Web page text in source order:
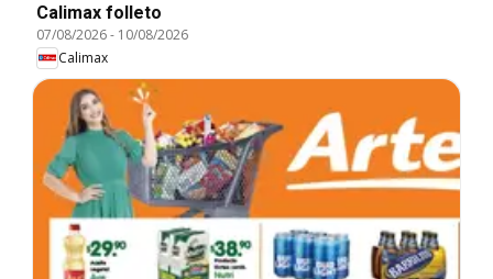
Calimax folleto
07/08/2026- 10/08/2026
Calimax